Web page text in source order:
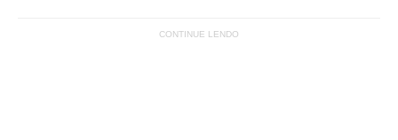
CONTINUE LENDO